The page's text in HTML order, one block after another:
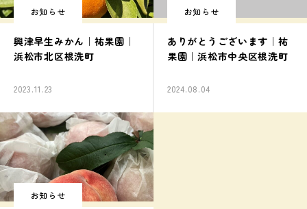
お知らせ
興津早生みかん｜祐果園｜
浜松市北区根洗町
2023.11.23
お知らせ
ありがとうございます｜祐
果園｜浜松市中央区根洗町
2024.08.04
お知らせ